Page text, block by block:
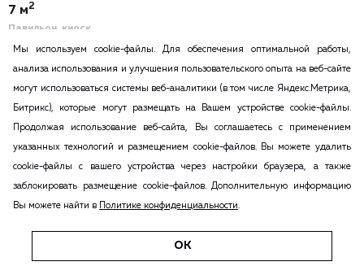
Павильон, киоск
Проспект большевиков
руб. в месяц
7 м2
Оставить заявку
Мы используем cookie-файлы. Для обеспечения оптимальной работы,
анализа использования и улучшения пользовательского опыта на веб-сайте
могут использоваться системы веб-аналитики (в том числе Яндекс.Метрика,
Битрикс), которые могут размещать на Вашем устройстве cookie-файлы.
Продолжая использование веб-сайта, Вы соглашаетесь с применением
указанных технологий и размещением cookie-файлов. Вы можете удалить
cookie-файлы с вашего устройства через настройки браузера, а также
заблокировать размещение cookie-файлов. Дополнительную информацию
Вы можете найти в Политике конфиденциальности
ОК